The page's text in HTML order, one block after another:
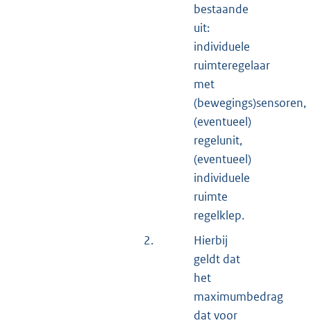
bestaande
uit:
individuele
ruimteregelaar
met
(bewegings)sensoren,
(eventueel)
regelunit,
(eventueel)
individuele
ruimte
regelklep.
2.
Hierbij
geldt dat
het
maximumbedrag
dat voor